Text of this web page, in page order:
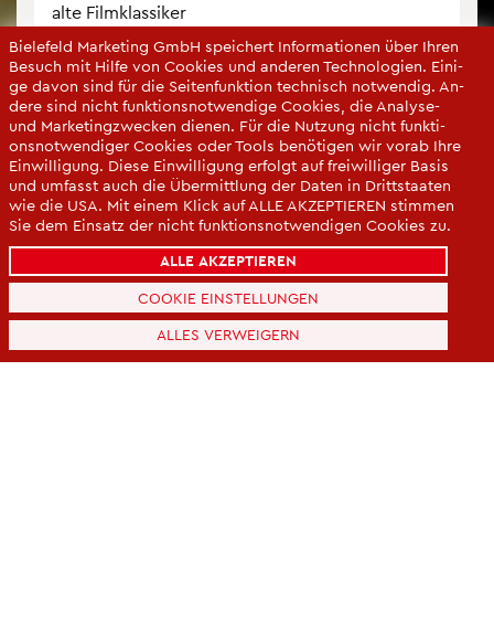
© An­dre­as Frücht
alte Film­klas­si­ker
Bie­le­feld Mar­ke­ting GmbH spei­chert In­for­ma­tio­nen über Ihren
Be­such mit Hilfe von Coo­kies und an­de­ren Tech­no­lo­gi­en. Ei­ni­
ge davon sind für die Sei­ten­funk­ti­on tech­nisch not­wen­dig. An­
de­re sind nicht funk­ti­ons­not­wen­di­ge Coo­kies, die Ana­ly­se-
und Mar­ke­ting­zwe­cken die­nen. Für die Nut­zung nicht funk­ti­
ons­not­wen­di­ger Coo­kies oder Tools be­nö­ti­gen wir vorab Ihre
Ein­wil­li­gung. Diese Ein­wil­li­gung er­folgt auf frei­wil­li­ger Basis
und um­fasst auch die Über­mitt­lung der Daten in Dritt­staa­ten
wie die USA. Mit einem Klick auf ALLE AK­ZEP­TIE­REN stim­men
Sie dem Ein­satz der nicht funk­ti­ons­not­wen­di­gen Coo­kies zu.
Sie kön­nen Ihre Ein­wil­li­gung über die COO­KIE-EIN­STEL­LUN­
GEN je­der­zeit än­dern oder mit Wir­kung für die Zu­kunft wi­der­
ru­fen.
Da­ten­schut­z­er­klä­rung
COOKIE EINSTELLUNGEN
ALLES VERWEIGERN
ALLE AKZEPTIEREN